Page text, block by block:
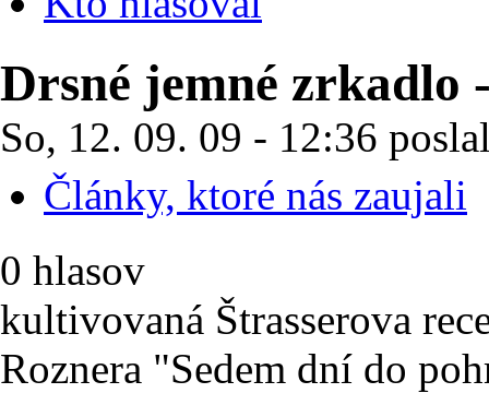
Drsné jemné zrkadlo
So, 12. 09. 09 - 12:36
Články, ktoré nás zaujali
0 hlasov
kultivovaná Štrasserova
Roznera "Sedem dní do